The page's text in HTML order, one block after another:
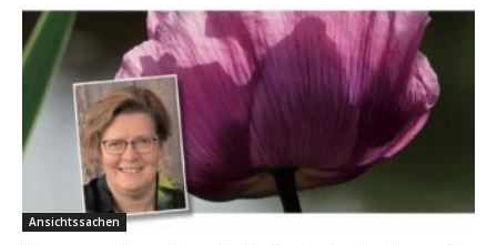
Ansichtssachen